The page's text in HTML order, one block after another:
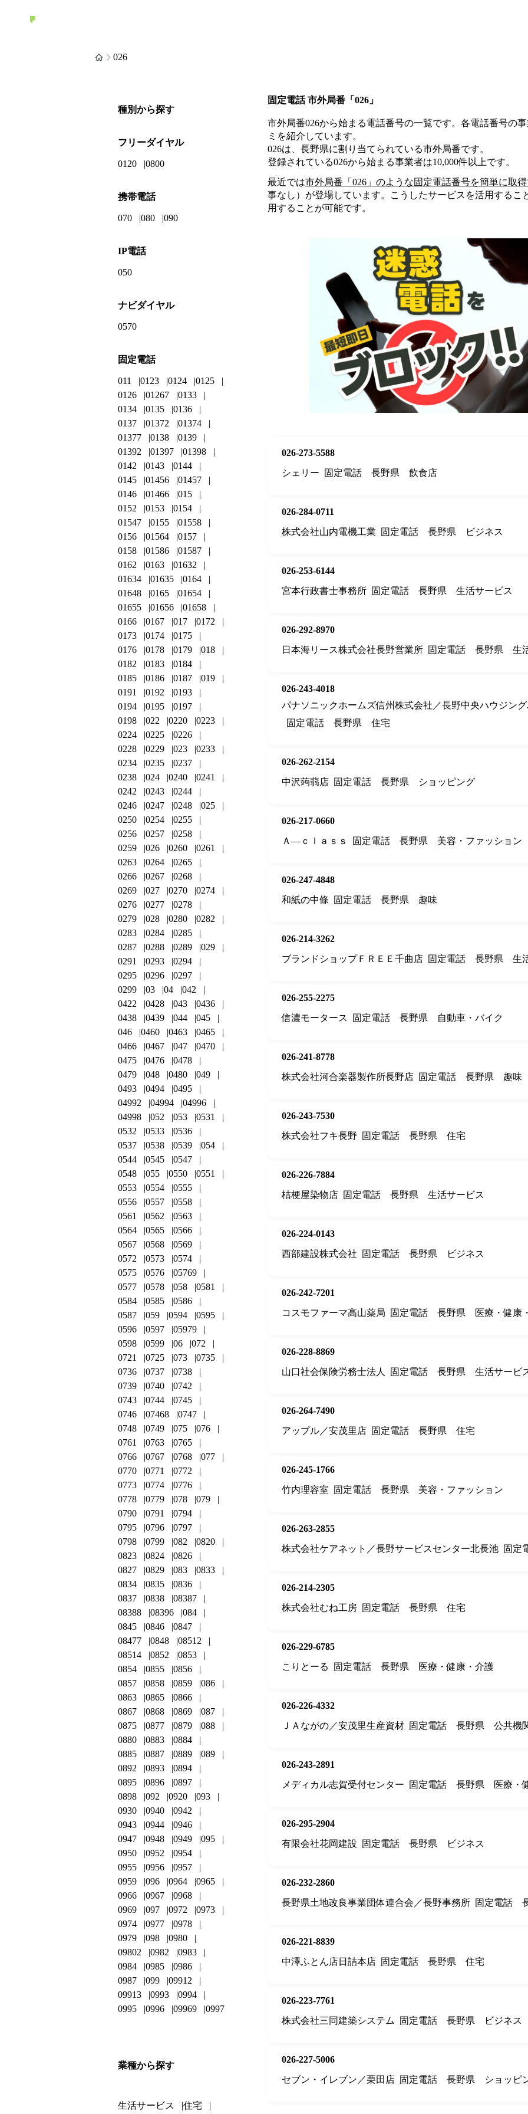
026
固定電話 市外局番「026」
市外局番026から始まる電話番号の一覧です。各電話番号の
ミを紹介しています。
026は、長野県に割り当てられている市外局番です。
登録されている026から始まる事業者は10,000件 以上です。
最近では市外局番「 026 」のような固定電話番号を簡単に取
事なし）が登場しています。こうしたサービスを活用するこ
用することが可能です。
026-273-5588
シェリー
固定電話 長野県 飲食店
026-284-0711
株式会社山内電機工業
固定電話 長野県 ビジネス
026-253-6144
宮本行政書士事務所 固定電話 長野県 生活サービス
026-292-8970
日本海リース株式会社長野営業所 固定電話 長野県 生
026-243-4018
パナソニックホームズ信州株式会社／長野中央ハウジン
固定電話
長野県 住宅
026-262-2154
中沢蒟蒻店 固定電話 長野県 ショッピング
026-217-0660
Ａ—ｃｌａｓｓ
固定電話 長野県 美容・ファッション
026-247-4848
和紙の中條
固定電話 長野県 趣味
026-214-3262
ブランドショップＦＲＥＥ千曲店 固定電話 長野県 生
026-255-2275
信濃モータース
固定電話 長野県 自動車・バイク
026-241-8778
株式会社河合楽器製作所長野店 固定電話 長野県 趣味
026-243-7530
株式会社フキ長野
固定電話 長野県 住宅
026-226-7884
桔梗屋染物店 固定電話 長野県 生活サービス
026-224-0143
西部建設株式会社
固定電話 長野県 ビジネス
026-242-7201
コスモファーマ高山薬局
固定電話 長野県 医療・健康
026-228-8869
山口社会保険労務士法人
固定電話 長野県 生活サービ
026-264-7490
アップル／安茂里店 固定電話 長野県 住宅
026-245-1766
竹内理容室
固定電話 長野県 美容・ファッション
026-263-2855
株式会社ケアネット／長野サービスセンター北長池 固定
026-214-2305
株式会社むね工房 固定電話 長野県 住宅
026-229-6785
こりとーる
固定電話 長野県 医療・健康・介護
026-226-4332
ＪＡながの／安茂里生産資材 固定電話 長野県 公共機
026-243-2891
メディカル志賀受付センター
固定電話 長野県 医療・
026-295-2904
有限会社花岡建設
固定電話 長野県 ビジネス
026-232-2860
長野県土地改良事業団体連合会／長野事務所 固定電話
026-221-8839
中澤ふとん店日詰本店 固定電話 長野県 住宅
026-223-7761
株式会社三同建築システム
固定電話 長野県 ビジネス
026-227-5006
セブン・イレブン／栗田店 固定電話 長野県 ショッピ
種別から探す
フリーダイヤル
0120 0800
携帯電話
070 080 090
IP電話
050
ナビダイヤル
0570
固定電話
011 0123 0124
0125
0126
01267
0133
0134
0135
0136
0137
01372
01374
01377
0138
0139
01392
01397
01398
0142
0143
0144
0145
01456
01457
0146
01466
015
0152
0153
0154
01547
0155
01558
0156
01564
0157
0158
01586
01587
0162
0163
01632
01634
01635
0164
01648
0165
01654
01655
01656
01658
0166
0167 017
0172
0173
0174
0175
0176
0178 0179
018
0182
0183
0184
0185
0186 0187
019
0191
0192
0193
0194
0195
0197
0198
022 0220
0223
0224
0225
0226
0228
0229 023
0233
0234
0235
0237
0238
024 0240
0241
0242
0243
0244
0246
0247 0248
025
0250
0254
0255
0256
0257
0258
0259
026 0260
0261
0263
0264
0265
0266
0267
0268
0269
027 0270
0274
0276
0277
0278
0279
028 0280
0282
0283
0284
0285
0287
0288 0289
029
0291
0293
0294
0295
0296
0297
0299
03 04
042
0422
0428 043
0436
0438
0439 044
045
046
0460 0463
0465
0466
0467 047
0470
0475
0476
0478
0479
048 0480
049
0493
0494
0495
04992
04994
04996
04998
052 053
0531
0532
0533
0536
0537
0538 0539
054
0544
0545
0547
0548
055 0550
0551
0553
0554
0555
0556
0557
0558
0561
0562
0563
0564
0565
0566
0567
0568
0569
0572
0573
0574
0575
0576
05769
0577
0578 058
0581
0584
0585
0586
0587
059 0594
0595
0596
0597
05979
0598
0599 06
072
0721
0725 073
0735
0736
0737
0738
0739
0740
0742
0743
0744
0745
0746
07468
0747
0748
0749 075
076
0761
0763
0765
0766
0767 0768
077
0770
0771
0772
0773
0774
0776
0778
0779 078
079
0790
0791
0794
0795
0796
0797
0798
0799 082
0820
0823
0824
0826
0827
0829 083
0833
0834
0835
0836
0837
0838
08387
08388
08396
084
0845
0846
0847
08477
0848
08512
08514
0852
0853
0854
0855
0856
0857
0858 0859
086
0863
0865
0866
0867
0868 0869
087
0875
0877 0879
088
0880
0883
0884
0885
0887 0889
089
0892
0893
0894
0895
0896
0897
0898
092 0920
093
0930
0940
0942
0943
0944
0946
0947
0948 0949
095
0950
0952
0954
0955
0956
0957
0959
096 0964
0965
0966
0967
0968
0969
097 0972
0973
0974
0977
0978
0979
098
0980
09802
0982
0983
0984
0985
0986
0987
099
09912
09913
0993
0994
0995
0996 09969 0997
業種から探す
生活サービス 住宅